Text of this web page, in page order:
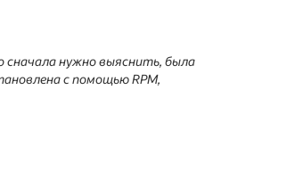
сначала нужно выяснить, была
с помощью RPM,